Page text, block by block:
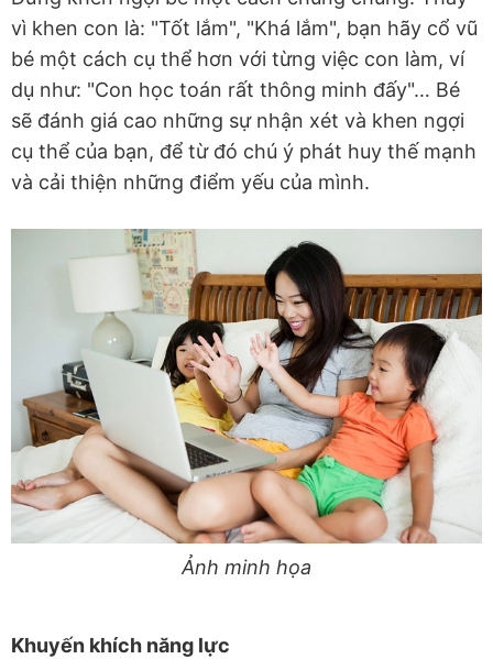
vì khen con là: "Tốt lắm", "Khá lắm", bạn hãy cổ vũ
bé một cách cụ thể hơn với từng việc con làm, ví
dụ như: "Con học toán rất thông minh đấy"… Bé
sẽ đánh giá cao những sự nhận xét và khen ngợi
cụ thể của bạn, để từ đó chú ý phát huy thế mạnh
và cải thiện những điểm yếu của mình.
Ảnh minh họa
Khuyến khích năng lực